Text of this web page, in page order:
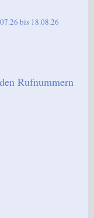
bis 18.08.26
Rufnummern